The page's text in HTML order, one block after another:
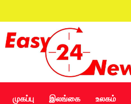
முகப்பு இலங்கை உலகம்